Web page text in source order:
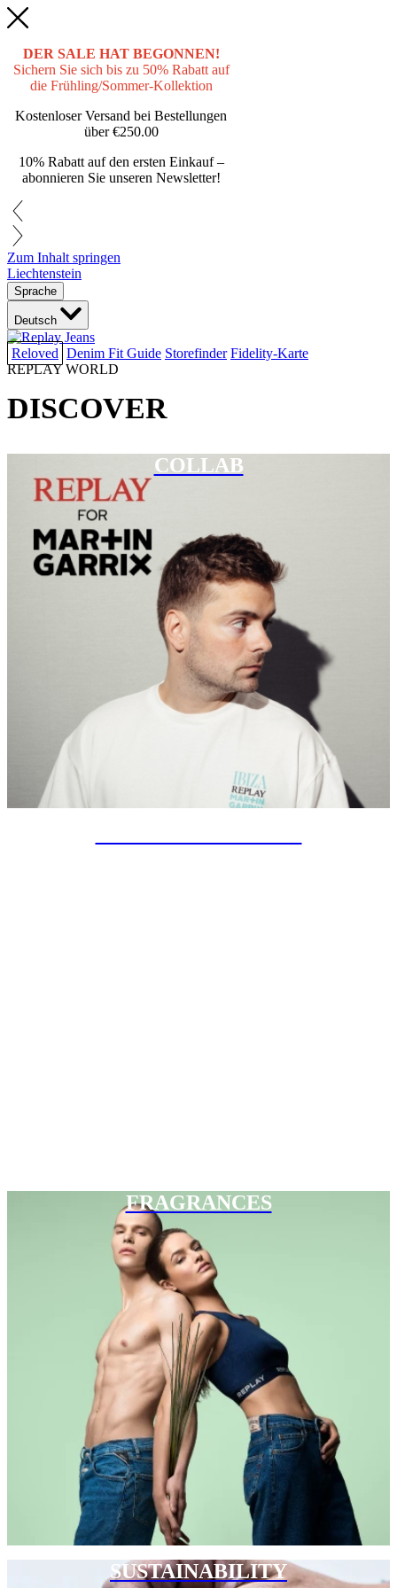
DER SALE HAT BEGONNEN!
Sichern Sie sich bis zu 50% Rabatt auf
die Frühling/Sommer-Kollektion
Kostenloser Versand bei Bestellungen
über€250.00
10% Rabatt auf den ersten Einkauf –
abonnieren Sie unseren Newsletter!
Zum Inhalt springen
Liechtenstein
Sprache
Deutsch
Reloved Denim Fit Guide Storefinder Fidelity-Karte
REPLAY WORLD
DISCOVER
COLLAB
FRAGRANCES
SUSTAINABILITY